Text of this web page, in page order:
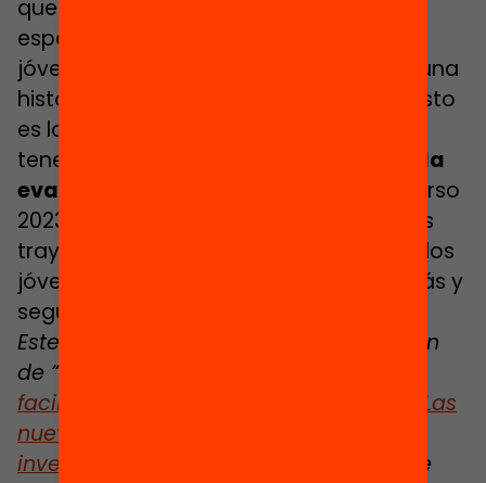
que tener en cuenta que no podemos
esperar el 100% de la asistencia: son
jóvenes con dificultades, todos tienen una
historia y acarrean una gran mochila. Esto
es lo que sabemos por ahora, pero
tenemos
previsto realizar una segunda
evaluación
de la escuela durante el curso
2023-2024 que incluya un análisis de las
trayectorias educativas y laborales de los
jóvenes y que nos permita aprender más y
seguir mejorando como recurso.
Este artículo pertenece al primer boletín
de “Investigación y ¡acción
facilitamos el retorno a la educación? Las
nuevas oportunidades a la luz de la
investigación
. ¡No te pierdas el resto de